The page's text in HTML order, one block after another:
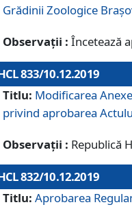
Grădinii Zoologice
Observații : Încetează
833/10.12.2019
Titlu: Modificarea
privind aprobarea
Observații : Republică
832/10.12.2019
Titlu: Aprobarea